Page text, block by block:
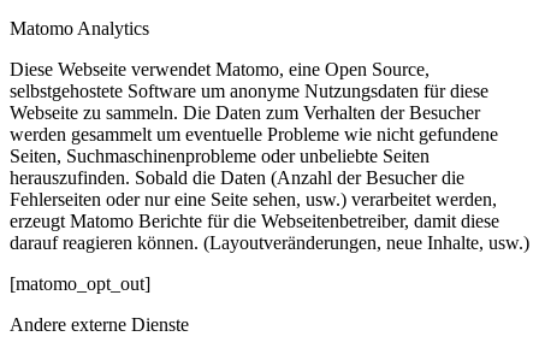
Matomo Analytics
Diese Webseite verwendet Matomo, eine Open Source,
selbstgehostete Software um anonyme Nutzungsdaten für diese
Webseite zu sammeln. Die Daten zum Verhalten der Besucher
werden gesammelt um eventuelle Probleme wie nicht gefundene
Seiten, Suchmaschinenprobleme oder unbeliebte Seiten
herauszufinden. Sobald die Daten (Anzahl der Besucher die
Fehlerseiten oder nur eine Seite sehen, usw.) verarbeitet werden,
erzeugt Matomo Berichte für die Webseitenbetreiber, damit diese
darauf reagieren können. (Layoutveränderungen, neue Inhalte, usw.)
[matomo_opt_out]
Andere externe Dienste